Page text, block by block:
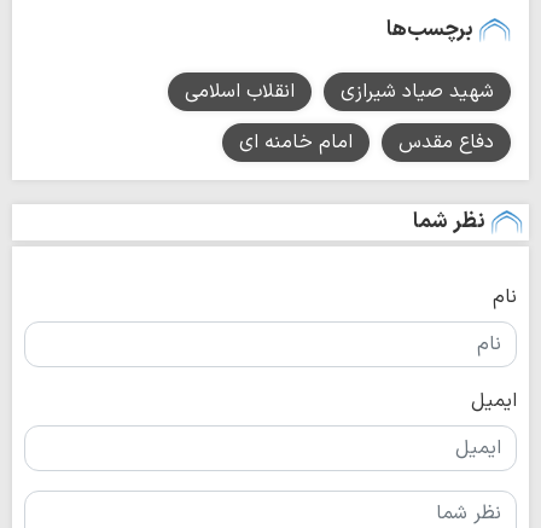
برچسب‌ها
شهید صیاد شیرازی
انقلاب اسلامی
دفاع مقدس
امام خامنه ای
نظر شما
نام
ایمیل